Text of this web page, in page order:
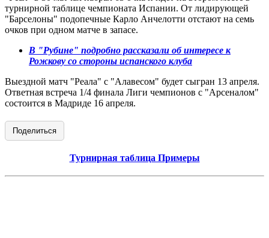
турнирной таблице чемпионата Испании. От лидирующей
"Барселоны" подопечные Карло Анчелотти отстают на семь
очков при одном матче в запасе.
В "Рубине" подробно рассказали об интересе к
Рожкову со стороны испанского клуба
Выездной матч "Реала" с "Алавесом" будет сыгран 13 апреля.
Ответная встреча 1/4 финала Лиги чемпионов с "Арсеналом"
состоится в Мадриде 16 апреля.
Поделиться
Турнирная таблица Примеры